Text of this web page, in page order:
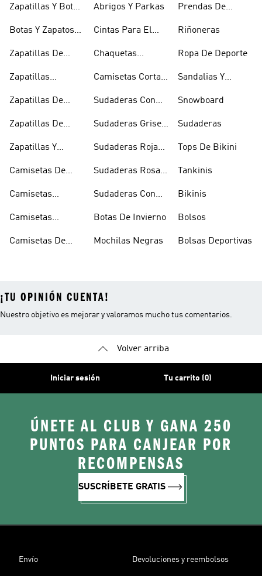
Doradas
Zapatillas Y Botas
Botas Y Zapatos
Zapatillas De
Zapatillas
Zapatillas De
Zapatillas De
Zapatillas Y
Camisetas De
Camisetas
Camisetas
Camisetas De
Abrigos Y Parkas
Cintas Para El
Chaquetas
Camisetas Cortas
Sudaderas Con
Sudaderas Grises
Sudaderas Rojas
Sudaderas Rosas
Sudaderas Con
Botas De Invierno
Mochilas Negras
Prendas De
Riñoneras
Ropa De Deporte
Sandalias Y
Snowboard
Sudaderas
Tops De Bikini
Tankinis
Bikinis
Bolsos
Bolsas Deportivas
¡TU OPINIÓN CUENTA!
Nuestro objetivo es mejorar y valoramos mucho tus comentarios.
Volver arriba
Iniciar sesión Tu carrito (0)
ÚNETE AL CLUB Y GANA 250
PUNTOS PARA CANJEAR POR
RECOMPENSAS
SUSCRÍBETE GRATIS
Envío Devoluciones y reembolsos